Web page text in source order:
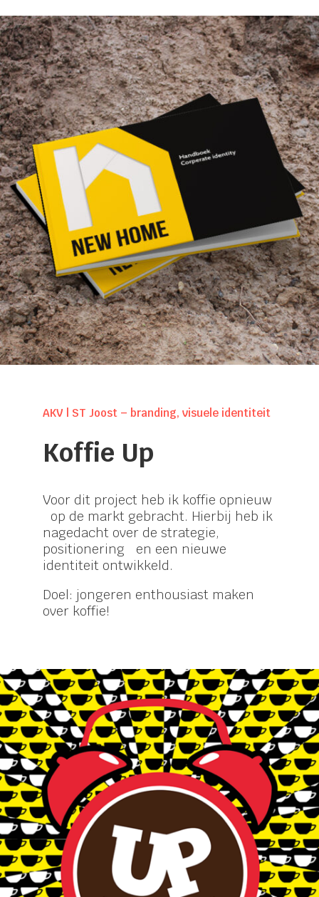
AKV | ST Joost – branding, visuele identiteit
Koffie Up
Voor dit project heb ik koffie opnieuw
op de markt gebracht. Hierbij heb ik
nagedacht over de strategie,
positionering en een nieuwe
identiteit ontwikkeld.
Doel: jongeren enthousiast maken
over koffie!